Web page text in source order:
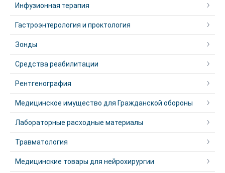
Инфузионная терапия
Гастроэнтерология и проктология
Зонды
Средства реабилитации
Рентгенография
Медицинское имущество для Гражданской обороны
Лабораторные расходные материалы
Травматология
Медицинские товары для нейрохирургии